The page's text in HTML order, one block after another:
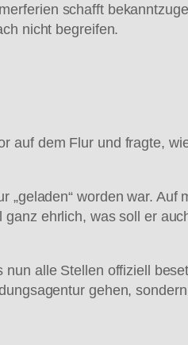
schafft
nicht begreifen.
auf dem Flur und fragte,
worden war.
ganz ehrlich, was soll er
alle Stellen offiziell
gehen,